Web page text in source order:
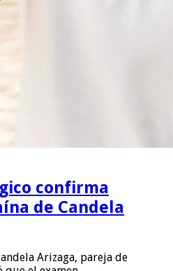
confirma
de Candela
Arizaga, pareja de